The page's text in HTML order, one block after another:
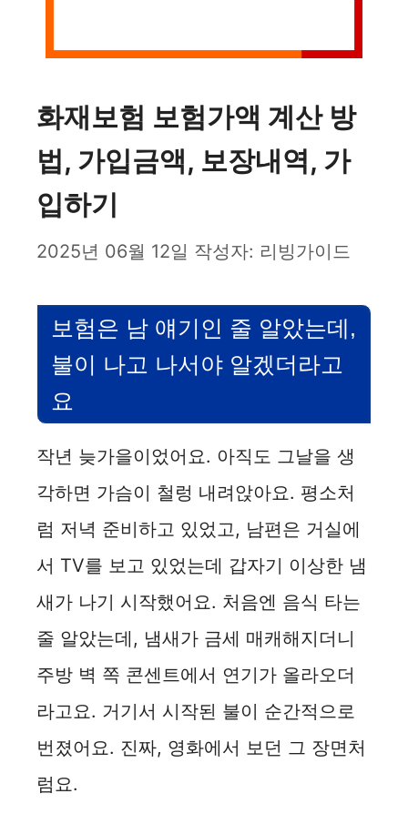
화재보험 보험가액 계산 방
법, 가입금액, 보장내역, 가
입하기
2025년 06월 12일 작성자: 리빙가이드
보험은 남 얘기인 줄 알았는데,
불이 나고 나서야 알겠더라고
요
작년 늦가을이었어요. 아직도 그날을 생
각하면 가슴이 철렁 내려앉아요. 평소처
럼 저녁 준비하고 있었고, 남편은 거실에
서 TV를 보고 있었는데 갑자기 이상한 냄
새가 나기 시작했어요. 처음엔 음식 타는
줄 알았는데, 냄새가 금세 매캐해지더니
주방 벽 쪽 콘센트에서 연기가 올라오더
라고요. 거기서 시작된 불이 순간적으로
번졌어요. 진짜, 영화에서 보던 그 장면처
럼요.